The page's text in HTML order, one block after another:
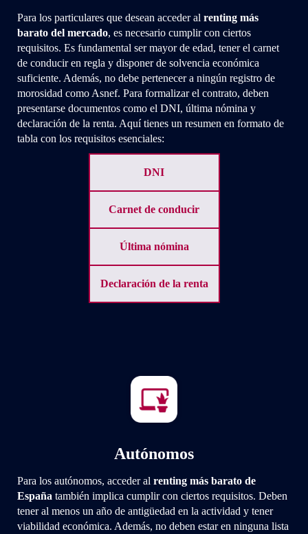
Para los particulares que desean acceder al renting más
barato del mercado, es necesario cumplir con ciertos
requisitos. Es fundamental ser mayor de edad, tener el carnet
de conducir en regla y disponer de solvencia económica
suficiente. Además, no debe pertenecer a ningún registro de
morosidad como Asnef. Para formalizar el contrato, deben
presentarse documentos como el DNI, última nómina y
declaración de la renta. Aquí tienes un resumen en formato de
tabla con los requisitos esenciales:
DNI
Carnet de conducir
Última nómina
Declaración de la renta
Autónomos
Para los autónomos, acceder al renting más barato de
España también implica cumplir con ciertos requisitos. Deben
tener al menos un año de antigüedad en la actividad y tener
viabilidad económica. Además, no deben estar en ninguna lista